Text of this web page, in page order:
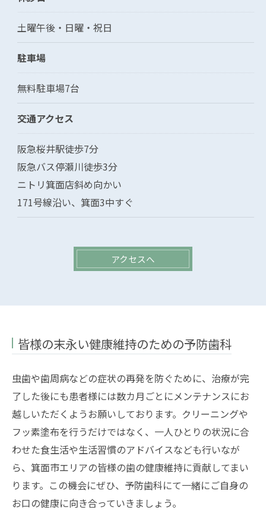
土曜午後・日曜・祝日
駐車場
無料駐車場7台
交通アクセス
阪急桜井駅徒歩7分
阪急バス停瀬川徒歩3分
ニトリ箕面店斜め向かい
171号線沿い、箕面3中すぐ
アクセスへ
皆様の末永い健康維持のための予防歯科
虫歯や歯周病などの症状の再発を防ぐために、治療が完
了した後にも患者様には数カ月ごとにメンテナンスにお
越しいただくようお願いしております。クリーニングや
フッ素塗布を行うだけではなく、一人ひとりの状況に合
わせた食生活や生活習慣のアドバイスなども行いなが
ら、箕面市エリアの皆様の歯の健康維持に貢献してまい
ります。この機会にぜひ、予防歯科にて一緒にご自身の
お口の健康に向き合っていきましょう。